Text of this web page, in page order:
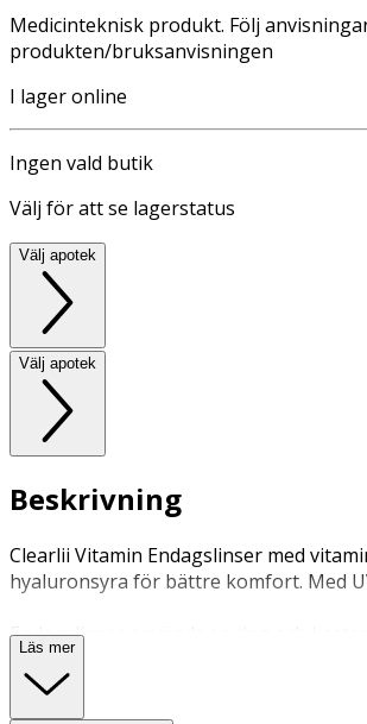
Medicinteknisk produkt. Följ
produkten/bruksanvisningen
I lager online
Ingen vald butik
Välj för att se lagerstatus
Välj apotek
Välj apotek
Beskrivning
Clearlii Vitamin Endagslinser med
hyaluronsyra för bättre komfort. Med
Endagslinser används en dag och kastas
inte avsedd att sova med.
Ej temperaturkänslig lins för dagsbruk.
Läs mer